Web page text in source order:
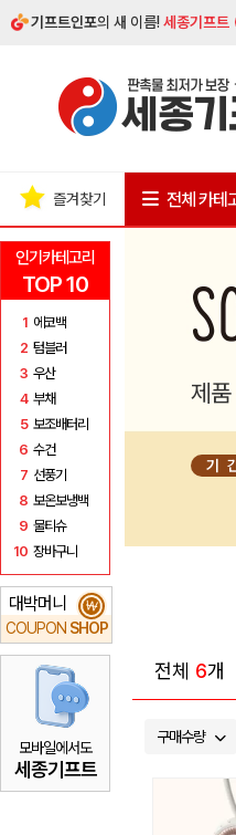
기프트인포의 새 이름!세종기프트
인기카테고리
TOP 10
1 에코백
2 텀블러
3 우산
4 부채
5 보조배터리
6 수건
7 선풍기
8 보온보냉백
9 물티슈
10 장바구니
대박머니
COUPON SHOP
₩
모바일에서도
세종기프트
즐겨찾기 전체 카테
제품
기
전체 6개
구매수량